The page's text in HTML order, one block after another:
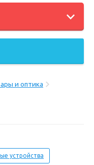
и оптика
устройства